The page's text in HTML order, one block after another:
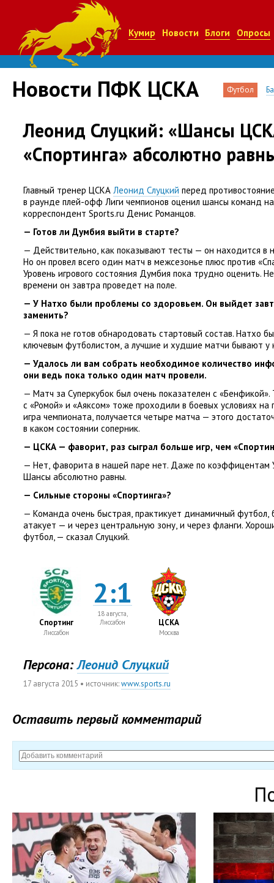
Кумир Новости Блоги Опросы
Новости ПФК ЦСКА Футбол
Леонид Слуцкий: «Шансы
«Спортинга» абсолютно
Главный тренер ЦСКА Леонид Слуцкий перед
в раунде плей-офф Лиги чемпионов оценил шансы команд
корреспондент Sports.ru Денис Романцов.
— Готов ли Думбия выйти в старте?
— Действительно, как показывают тесты — он находится в
Но он провел всего один матч в межсезонье плюс против «
Уровень игрового состояния Думбия пока трудно оценить.
времени он завтра проведет на поле.
— У Натхо были проблемы со здоровьем. Он выйдет
заменить?
— Я пока не готов обнародовать стартовый состав. Натхо
ключевым футболистом, а лучшие и худшие матчи бывают у
— Удалось ли вам собрать необходимое количество
они ведь пока только один матч провели.
— Матч за Суперкубок был очень показателен с
с «Ромой» и «Аяксом» тоже проходили в боевых условиях
игра чемпионата, получается четыре матча — этого
в каком состоянии соперник.
— ЦСКА — фаворит, раз сыграл больше игр, чем «
— Нет, фаворита в нашей паре нет. Даже по коэффицентам
Шансы абсолютно равны.
— Сильные стороны «Спортинга»?
— Команда очень быстрая, практикует динамичный футбол,
атакует — и через центральную зону, и через фланги.
футбол, — сказал Слуцкий.
Спортинг
Лиссабон
2:1
18 августа,
Лиссабон
ЦСКА
Москва
Персона: Леонид Слуцкий
17 августа 2015 • источник:www.sports.ru
Оставить первый комментарий